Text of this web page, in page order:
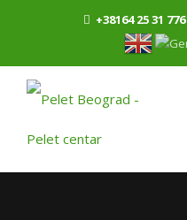
+38164 25 31 776